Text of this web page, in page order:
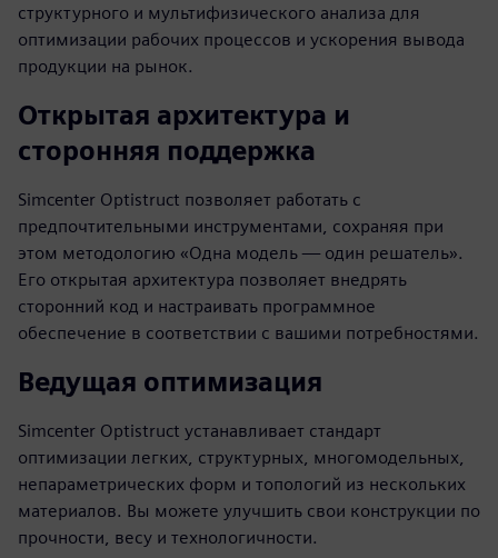
структурного и мультифизического анализа для
оптимизации рабочих процессов и ускорения вывода
продукции на рынок.
Открытая архитектура и
сторонняя поддержка
Simcenter Optistruct позволяет работать с
предпочтительными инструментами, сохраняя при
этом методологию «Одна модель — один решатель».
Его открытая архитектура позволяет внедрять
сторонний код и настраивать программное
обеспечение в соответствии с вашими потребностями.
Ведущая оптимизация
Simcenter Optistruct устанавливает стандарт
оптимизации легких, структурных, многомодельных,
непараметрических форм и топологий из нескольких
материалов. Вы можете улучшить свои конструкции по
прочности, весу и технологичности.